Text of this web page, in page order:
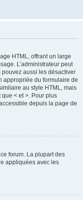
HTML, offrant un large
L’administrateur peut
aussi les désactiver
appropriée du formulaire de
au style HTML, mais
que < et >. Pour plus
depuis la page de
forum. La plupart des
appliquées avec les